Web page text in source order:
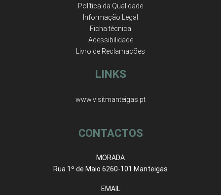
Política da Qualidade
Informação Legal
Ficha técnica
Acessibilidade
Livro de Reclamações
LINKS
www.visitmanteigas.pt
CONTACTOS
MORADA
Rua 1º de Maio 6260-101 Manteigas
EMAIL